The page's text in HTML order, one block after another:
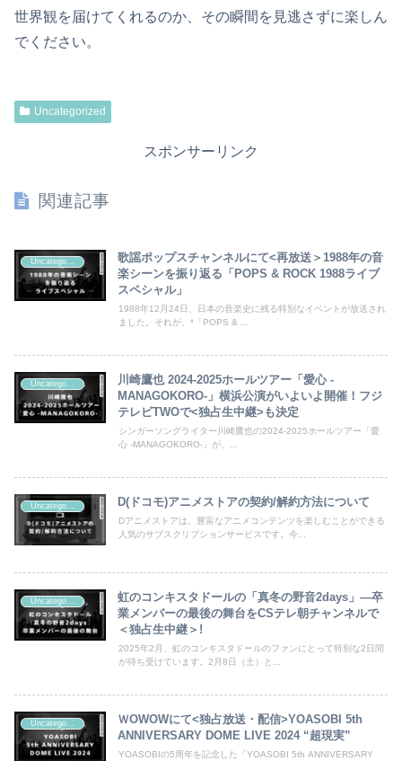
世界観を届けてくれるのか、その瞬間を見逃さずに楽しん
でください。
Uncategorized
スポンサーリンク
関連記事
Uncategorized
歌謡ポップスチャンネルにて<再放送＞1988年の音
楽シーンを振り返る「POPS & ROCK 1988ライブ
スペシャル」
1988年12月24日、日本の音楽史に残る特別なイベントが放送され
ました。それが、*「POPS & ...
Uncategorized
川崎鷹也 2024-2025ホールツアー「愛心 -
MANAGOKORO-」横浜公演がいよいよ開催！フジ
テレビTWOで<独占生中継>も決定
シンガーソングライター川崎鷹也の2024-2025ホールツアー「愛
心 -MANAGOKORO-」が、...
Uncategorized D(ドコモ)アニメストアの契約/解約方法について
Dアニメストアは、豊富なアニメコンテンツを楽しむことができる
人気のサブスクリプションサービスです。今...
Uncategorized
虹のコンキスタドールの「真冬の野音2days」―卒
業メンバーの最後の舞台をCSテレ朝チャンネルで
＜独占生中継＞!
2025年2月、虹のコンキスタドールのファンにとって特別な2日間
が待ち受けています。2月8日（土）と...
Uncategorized
ＷOWOWにて<独占放送・配信>YOASOBI 5th
ANNIVERSARY DOME LIVE 2024 “超現実”
YOASOBIの5周年を記念した「YOASOBI 5th ANNIVERSARY